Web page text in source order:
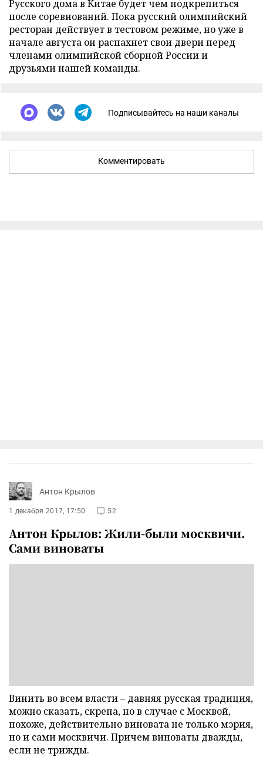
Русского дома в Китае будет чем подкрепиться
после соревнований. Пока русский олимпийский
ресторан действует в тестовом режиме, но уже в
начале августа он распахнет свои двери перед
членами олимпийской сборной России и
друзьями нашей команды.
Подписывайтесь на наши каналы
Комментировать
Антон Крылов
1 декабря 2017, 17:50 52
Антон Крылов: Жили-были москвичи.
Сами виноваты
Винить во всем власти – давняя русская традиция,
можно сказать, скрепа, но в случае с Москвой,
похоже, действительно виновата не только мэрия,
но и сами москвичи. Причем виноваты дважды,
если не трижды.